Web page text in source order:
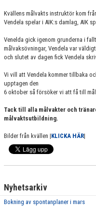
Kvällens målvakts instruktör kom
Vendela spelar i AIK:s damlag, AIK
Venelda gick igenom grunderna i
målvaksövningar, Vendela var
och slutet av dagen fick Vendela
Vi vill att Vendela kommer tillbaka
upptagen den
6 oktober så försöker vi att få till
Tack till alla målvakter och
målvaktsutbildning.
Bilder från kvällen |KLICKA HÄR|
Nyhetsarkiv
Bokning av spontanplaner i mars